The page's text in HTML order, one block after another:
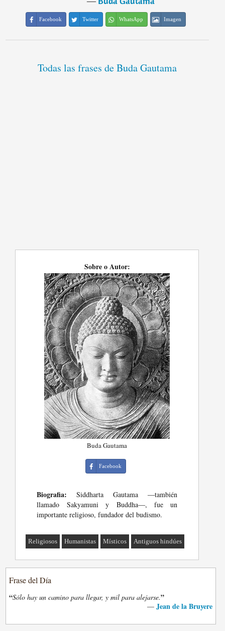
Facebook Twitter WhatsApp Imagen
Todas las frases de Buda Gautama
Sobre o Autor:
Buda Gautama
Facebook
Biografia: Siddharta Gautama ―también
llamado Sakyamuni y Buddha―, fue un
importante religioso, fundador del budismo.
Religiosos Humanistas Místicos Antiguos hindúes
Frase del Día
“Sólo hay un camino para llegar, y mil para alejarse.”
— Jean de la Bruyere